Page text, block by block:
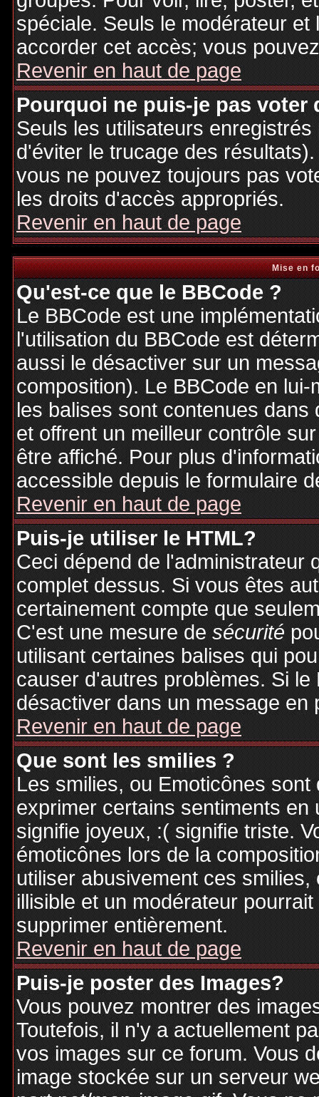
spéciale. Seuls le modérateur
accorder cet accès; vous
Revenir en haut de page
Pourquoi ne puis-je pas voter
Seuls les utilisateurs
d'éviter le trucage des
vous ne pouvez toujours pas
les droits d'accès appropriés.
Revenir en haut de page
Mise en
Qu'est-ce que le BBCode ?
Le BBCode est une
l'utilisation du BBCode est
aussi le désactiver sur un
composition). Le BBCode en
les balises sont contenues
et offrent un meilleur contrôle
être affiché. Pour plus
accessible depuis le formulaire
Revenir en haut de page
Puis-je utiliser le HTML?
Ceci dépend de l'administrateur
complet dessus. Si vous êtes
certainement compte que
C'est une mesure desécurité
utilisant certaines balises qui
causer d'autres problèmes. Si
désactiver dans un message en
Revenir en haut de page
Que sont les smilies ?
Les smilies, ou Emoticônes
exprimer certains sentiments
signifie joyeux, :( signifie triste.
émoticônes lors de la
utiliser abusivement ces
illisible et un modérateur
supprimer entièrement.
Revenir en haut de page
Puis-je poster des Images?
Vous pouvez montrer des
Toutefois, il n'y a actuellement
vos images sur ce forum. Vous
image stockée sur un serveur